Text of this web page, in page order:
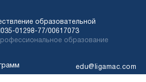
образовательной
01298-77/00617073
образование
edu@ligamac.com